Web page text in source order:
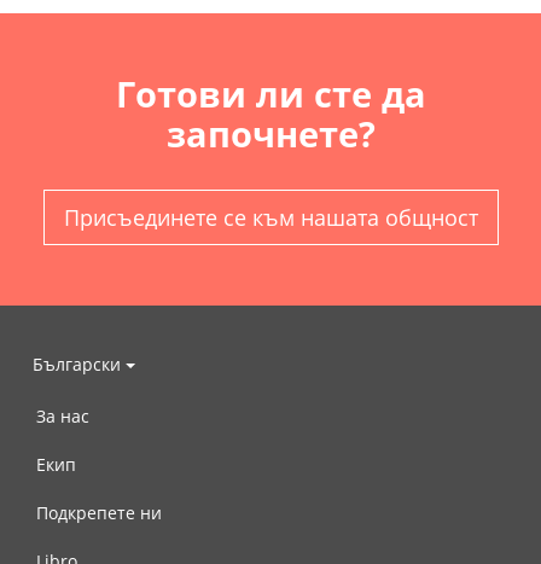
Готови ли сте да
започнете?
Присъединете се към нашата общност
Български
За нас
Екип
Подкрепете ни